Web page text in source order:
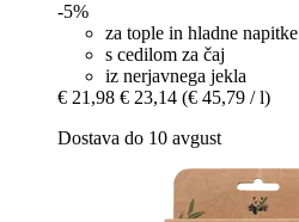
-5%
za tople in hladne napitke
s cedilom za čaj
iz nerjavnega jekla
€ 21,98 € 23,14 (€ 45,79 / l)
Dostava do 10 avgust